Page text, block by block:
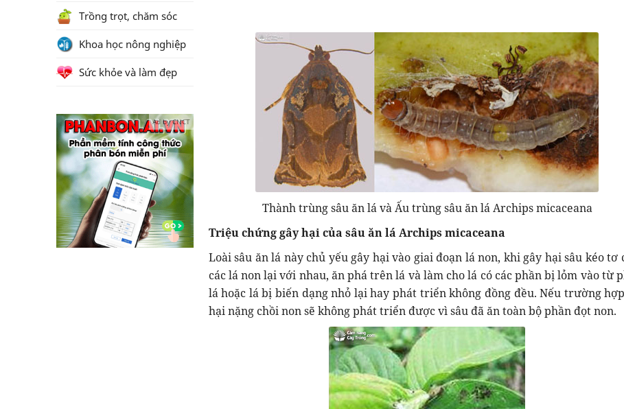
Thành trùng sâu ăn lá và Ấu trùng sâu ăn lá Archips micaceana
Triệu chứng gây hại của sâu ăn lá Archips micaceana
Loài sâu ăn lá này chủ yếu gây hại vào giai đoạn lá non, khi gây hại sâu kéo tơ
các lá non lại với nhau, ăn phá trên lá và làm cho lá có các phần bị lỏm vào từ
lá hoặc lá bị biến dạng nhỏ lại hay phát triển không đồng đều. Nếu trường
hại nặng chồi non sẽ không phát triển được vì sâu đã ăn toàn bộ phần đọt non.
Trồng trọt, chăm sóc
Khoa học nông nghiệp
Sức khỏe và làm đẹp
Ad by CNCT